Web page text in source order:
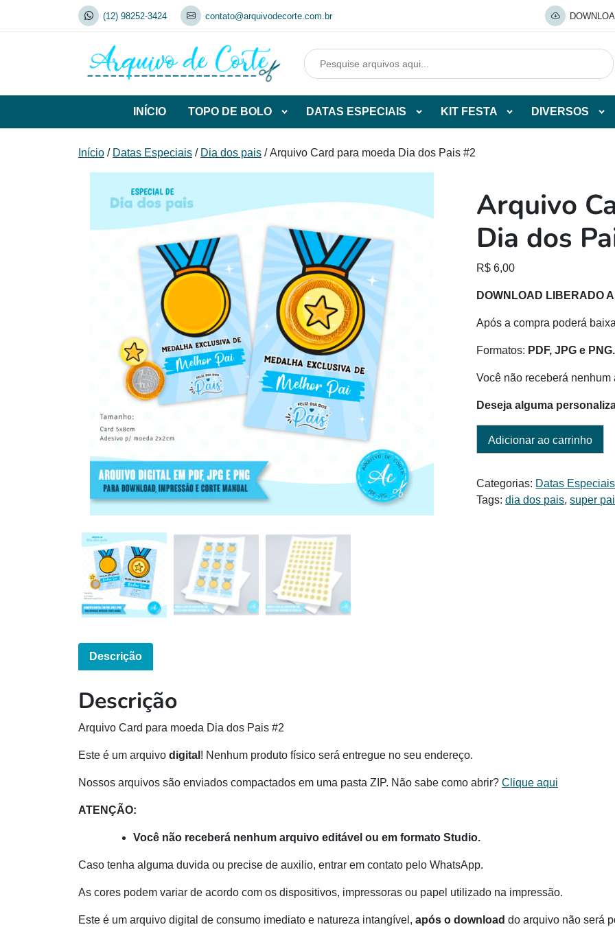
(12) 98252-3424 contato@arquivodecorte.com.br
INÍCIO TOPO DE BOLO
de
BOLO
DATAS ESPECIAIS
de
KIT FESTA DIVERSOS
Início / Datas Especiais / Dia dos pais / Arquivo Card para moeda Dia dos Pais #2
Arquivo
Dia dos
R$ 6,00
DOWNLOAD LIBERADO
Após a compra poderá
Formatos: PDF, JPG e PNG.
Você não receberá
Deseja alguma
Adicionar ao carrinho
Categorias: Datas Especiais
Tags:dia dos pais,super pai
Descrição
Descrição
Arquivo Card para moeda Dia dos Pais #2
Este é um arquivo digital ! Nenhum produto físico será entregue no seu endereço.
Nossos arquivos são enviados compactados em uma pasta ZIP. Não sabe como abrir? Clique aqui
ATENÇÃO:
Você não receberá nenhum arquivo editável ou em formato Studio.
Caso tenha alguma duvida ou precise de auxilio, entrar em contato pelo WhatsApp.
As cores podem variar de acordo com os dispositivos, impressoras ou papel utilizado na impressão.
Este é um arquivo digital de consumo imediato e natureza intangível, após o download do arquivo não será